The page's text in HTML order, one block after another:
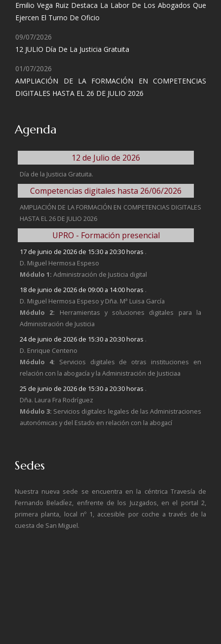
Emilio Vega Ruiz Destaca La Labor De Los Abogados Que
Ejercen El Turno De Oficio
09/07/2026
12 JULIO Día De La Justicia Gratuita
01/07/2026
AMPLIACIÓN DE LA FORMACIÓN EN COMPETENCIAS
DIGITALES HASTA EL 26 DE JULIO 2026
Agenda
12 de Julio de 2026
Día de la Justicia Gratuita.
Competencias digitales hasta 26/06/2026
AMPLIACIÓN DE LA FORMACIÓN EN COMPETENCIAS DIGITALES
HASTA EL 26 DE JULIO 2026
UPRO - Formación presencial
17 de junio de 2026 de 15:30 a 20:30 horas .
D. Miguel Hermosa Espeso
Módulo 1: Administración de Justicia digital
18 de junio de 2026 de 09:00 a 14:00 horas .
D. Miguel Hermosa Espeso y Dña. Mª Luisa García
Módulo 2: Herramientas y soluciones digitales para la
Administración de Justicia
24 de junio de 2026 de 15:30 a 20:30 horas .
D. Enrique Centeno
Módulo 4: Servicios digitales de otras instituciones en
relación con la abogacía y la Administración de Justiciaa
25 de junio de 2026 de 15:30 a 20:30 horas .
Dña. Laura Fra Rodríguez
Módulo 3: Servicios digitales legales de las Administraciones
autonómicas y del Estado en relación con la abogací
Sedes
Nuestra nueva sede se encuentra en la céntrica Travesía de
Fernando BeladÍez, enfrente de los Juzgados, en el portal 2,
primera planta, local nº 1, accesible por coche a través de la
cuesta de San Miguel.